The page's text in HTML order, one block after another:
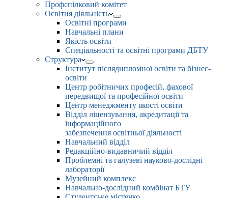
Профспілковий комітет
Освітня діяльність
Освітні програми
Навчальні плани
Якість освіти
Спеціальності та освітні програми ДБТУ
Структура
Інститут післядипломної освіти та бізнес-
освіти
Центр робітничих професій, фахової
передвищої та професійної освіти
Центр менеджменту якості освіти
Відділ ліцензування, акредитації та
інформаційного
забезпечення освітньої діяльності
Навчальний відділ
Редакційно-видавничий відділ
Проблемні та галузеві науково-дослідні
лабораторії
Музейний комплекс
Навчально-дослідний комбінат БТУ